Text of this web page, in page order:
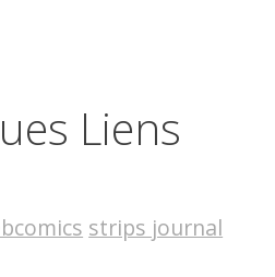
Liens
strips journal